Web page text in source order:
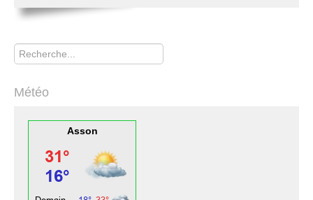
Rechercher
Météo
Asson